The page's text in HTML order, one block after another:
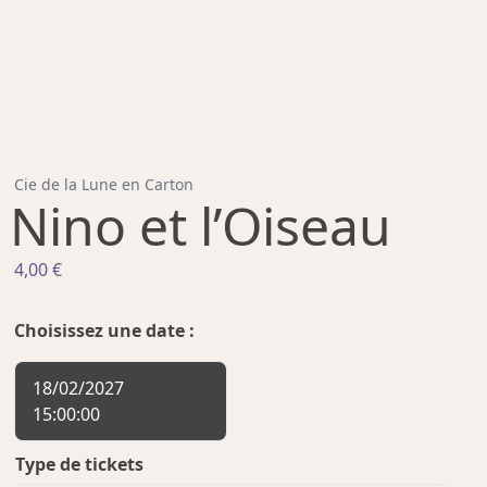
Cie de la Lune en Carton
Nino et l’Oiseau
4,00€
Choisissez une date :
18/02/2027
15:00:00
Type de tickets